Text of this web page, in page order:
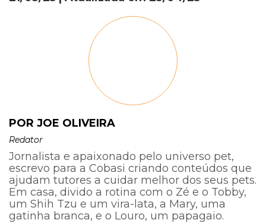
POR JOE OLIVEIRA
Redator
Jornalista e apaixonado pelo universo pet,
escrevo para a Cobasi criando conteúdos que
ajudam tutores a cuidar melhor dos seus pets.
Em casa, divido a rotina com o Zé e o Tobby,
um Shih Tzu e um vira-lata, a Mary, uma
gatinha branca, e o Louro, um papagaio.